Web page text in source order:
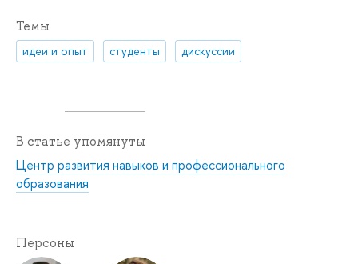
Темы
идеи и опыт студенты дискуссии
В статье упомянуты
Центр развития навыков и профессионального
образования
Персоны